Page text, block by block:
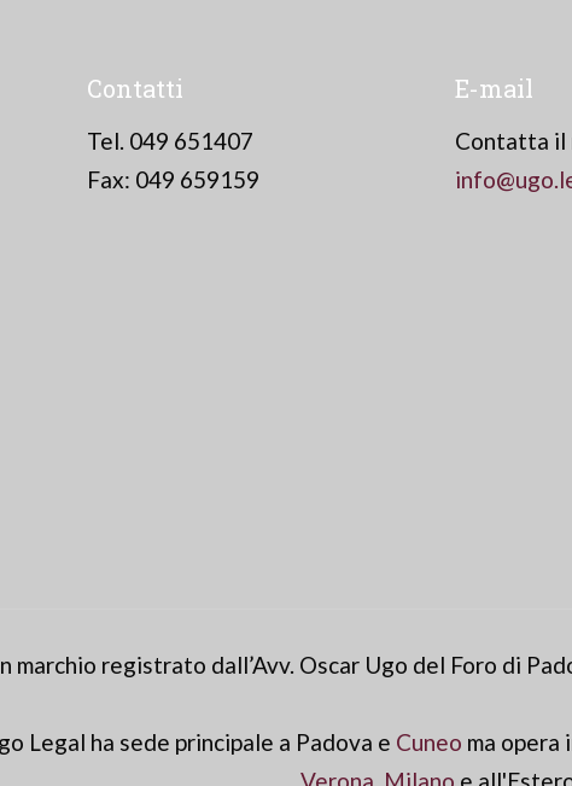
Contatti
Tel. 049 651407
Fax: 049 659159
E-mail
Contatta il
marchio registrato dall’Avv. Oscar Ugo del Foro di
Legal ha sede principale a Padova e Cuneo ma